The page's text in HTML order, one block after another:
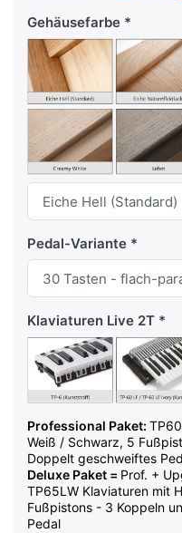
Gehäusefarbe
Pedal-Variante
Klaviaturen Live 2T
Professional Paket:
Weiß / Schwarz, 5
Doppelt geschweiftes
Deluxe Paket = Prof. +
TP65LW Klaviaturen mit
Fußpistons - 3 Koppeln
Pedal